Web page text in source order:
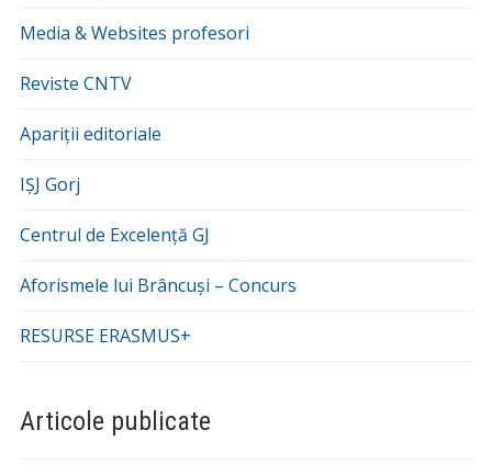
Media & Websites profesori
Reviste CNTV
Apariții editoriale
IȘJ Gorj
Centrul de Excelență GJ
Aforismele lui Brâncuși – Concurs
RESURSE ERASMUS+
Articole publicate